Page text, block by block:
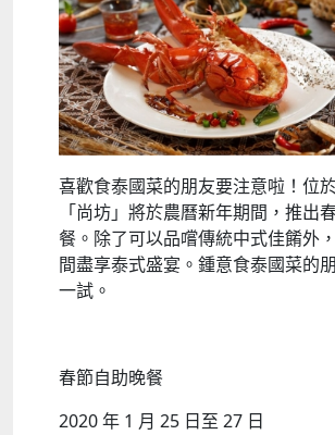
喜歡食泰國菜的朋友要注意啦！位
「尚坊」將於農曆新年期間，推出
餐。除了可以品嚐傳統中式佳餚外
間盡享泰式盛宴。鍾意食泰國菜的
一試。
春節自助晚餐
2020 年 1 月 25 日至 27 日